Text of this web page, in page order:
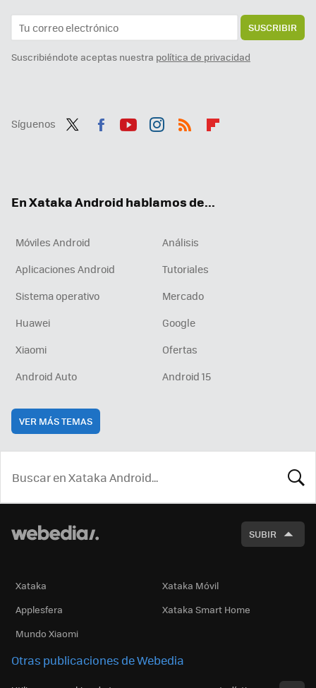
SUSCRIBIR
Suscribiéndote aceptas nuestra política de privacidad
Síguenos
En Xataka Android hablamos de...
Móviles Android
Análisis
Aplicaciones Android
Tutoriales
Sistema operativo
Mercado
Huawei
Google
Xiaomi
Ofertas
Android Auto
Android 15
VER MÁS TEMAS
SUBIR
Xataka
Xataka Móvil
Applesfera
Xataka Smart Home
Mundo Xiaomi
Otras publicaciones de Webedia